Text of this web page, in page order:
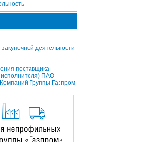
деятельности
поставщика
исполнителя) ПАО
Группы Газпром